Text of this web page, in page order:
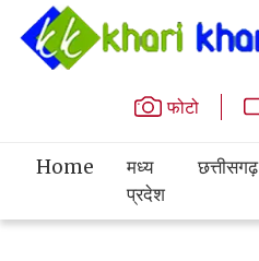
फोटो
Home
मध्य
प्रदेश
छत्तीसगढ़